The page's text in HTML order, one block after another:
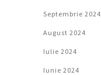
Septembrie 2024
August 2024
Iulie 2024
Iunie 2024